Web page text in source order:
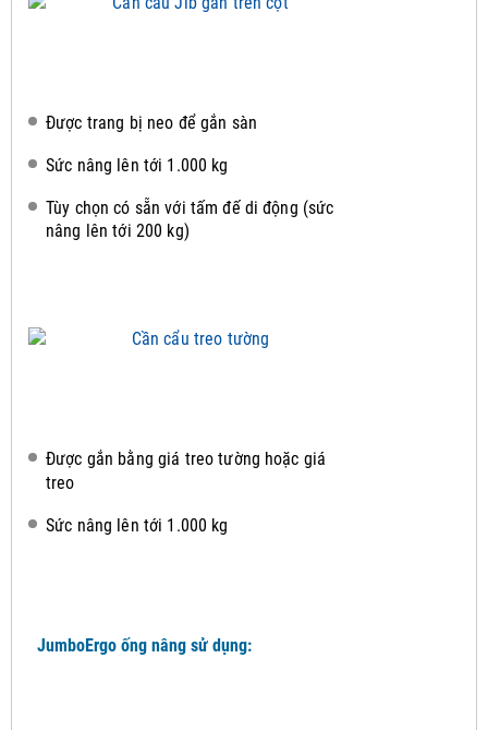
Được trang bị neo để gắn sàn
Sức nâng lên tới 1.000 kg
Tùy chọn có sẵn với tấm đế di động (sức
nâng lên tới 200 kg)
Được gắn bằng giá treo tường hoặc giá
treo
Sức nâng lên tới 1.000 kg
JumboErgo ống nâng sử dụng: